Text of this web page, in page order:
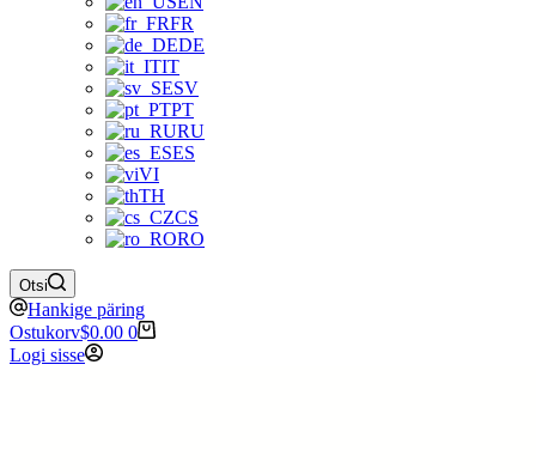
FR
DE
IT
SV
PT
RU
ES
VI
TH
CS
RO
Otsi
Hankige päring
Ostukorv$0.00 0
Logi sisse